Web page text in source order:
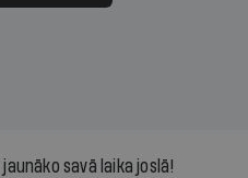
savā laika joslā!